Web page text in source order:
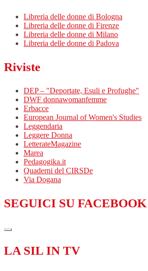
Libreria delle donne di Bologna
Libreria delle donne di Firenze
Libreria delle donne di Milano
Libreria delle donne di Padova
Riviste
DEP – "Deportate, Esuli e Profughe"
DWF donnawomanfemme
Erbacce
European Journal of Women's Studies
Leggendaria
Leggere Donna
LetterateMagazine
Marea
Pedagogika.it
Quaderni del CIRSDe
Via Dogana
SEGUICI SU FACEBOOK
LA SIL IN TV